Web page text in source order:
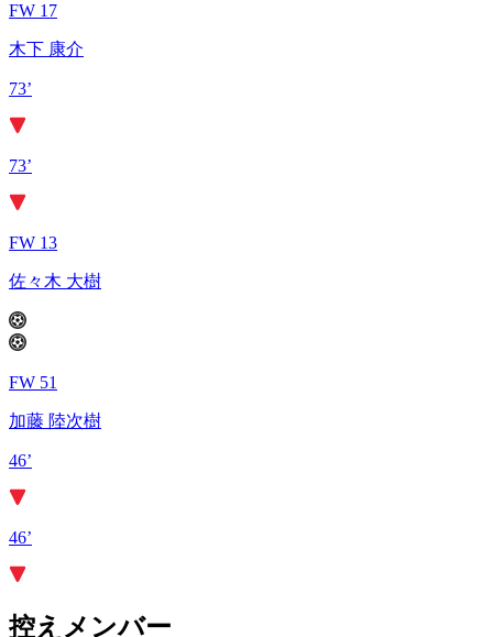
FW 17
木下 康介
73’
73’
FW 13
佐々木 大樹
FW 51
加藤 陸次樹
46’
46’
控えメンバー